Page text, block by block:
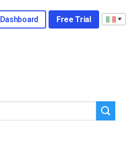
Dashboard Free Trial